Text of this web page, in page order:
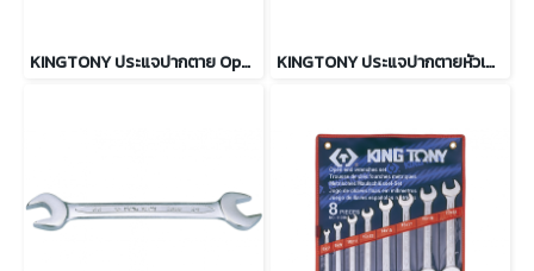
KINGTONY ประแจปากตาย Open End Wrench (ระบบนิ้ว) KINGTONY ประแจปากตายหัวเดี่ยวสีดำ ขนาด 17 - 75mm.